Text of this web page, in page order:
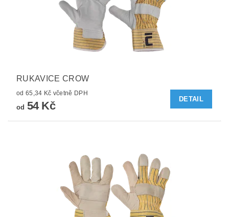
RUKAVICE CROW
od 65,34 Kč včetně DPH
od 54 Kč
DETAIL